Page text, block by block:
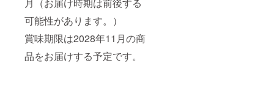
可能性があります。）
賞味期限は2028年11月の商
品をお届けする予定です。